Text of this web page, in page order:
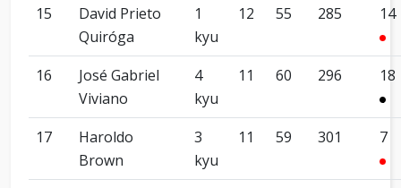
15
David Prieto
Quiróga
1
kyu
12 55 285 14
16
José Gabriel
Viviano
4
kyu
11 60 296 18
17
Haroldo
Brown
3
kyu
11 59 301 7